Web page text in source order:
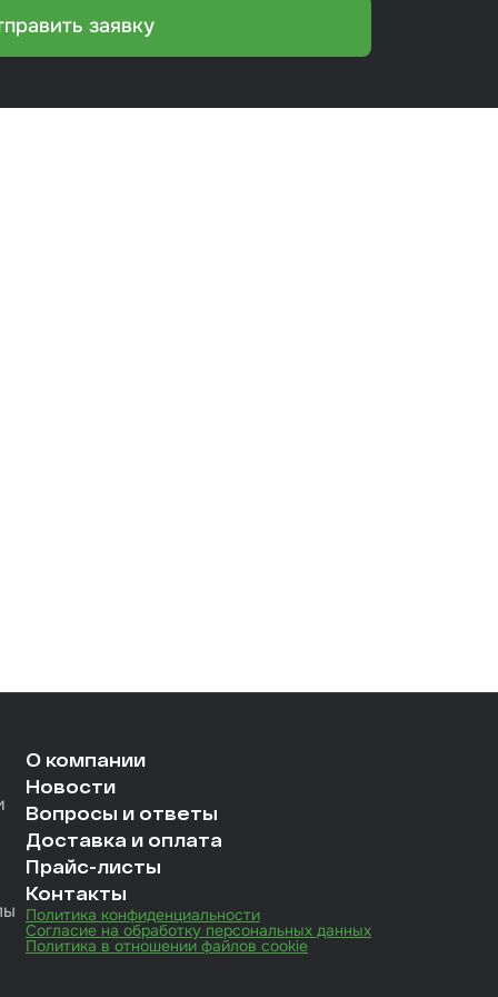
заявку
О компании
Новости
Вопросы и ответы
Доставка и оплата
Прайс-листы
Контакты
Политика конфиденциальности
Согласие на обработку персональных данных
Политика в отношении файлов cookie